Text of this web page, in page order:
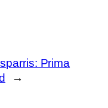
Prima
→